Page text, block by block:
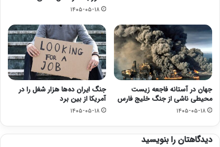
۱۴۰۵-۰۵-۱۸
جهان در آستانه فاجعه زیست
محیطی ناشی از جنگ خلیج فارس
۱۴۰۵-۰۵-۱۸
جنگ ایران ده‌ها هزار شغل را در
آمریکا از بین برد
۱۴۰۵-۰۵-۱۸
دیدگاهتان را بنویسید